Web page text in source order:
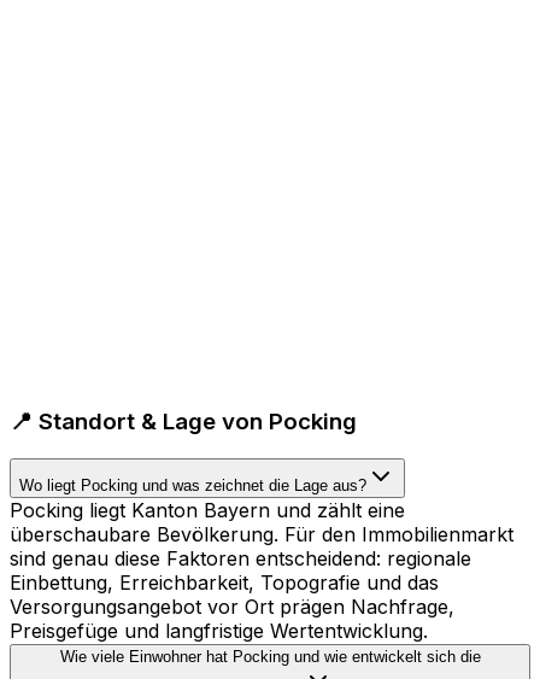
📍 Standort & Lage von Pocking
Wo liegt Pocking und was zeichnet die Lage aus?
Pocking liegt Kanton Bayern und zählt eine
überschaubare Bevölkerung. Für den Immobilienmarkt
sind genau diese Faktoren entscheidend: regionale
Einbettung, Erreichbarkeit, Topografie und das
Versorgungsangebot vor Ort prägen Nachfrage,
Preisgefüge und langfristige Wertentwicklung.
Wie viele Einwohner hat Pocking und wie entwickelt sich die